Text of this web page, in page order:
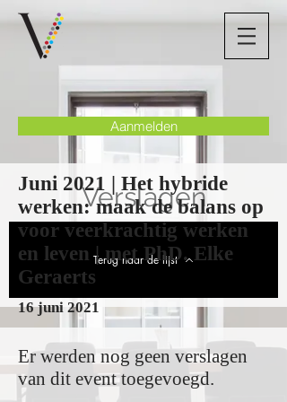
Aanmelden
Verslagen
Terug naar de lijst
Juni 2021 | Het hybride
werken: maak de balans op
voor veerkrachtig werken
en leven | met PhD. Elke
Geraerts
16 juni 2021
Er werden nog geen verslagen
van dit event toegevoegd.